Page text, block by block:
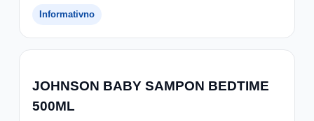
Informativno
JOHNSON BABY SAMPON BEDTIME
500ML